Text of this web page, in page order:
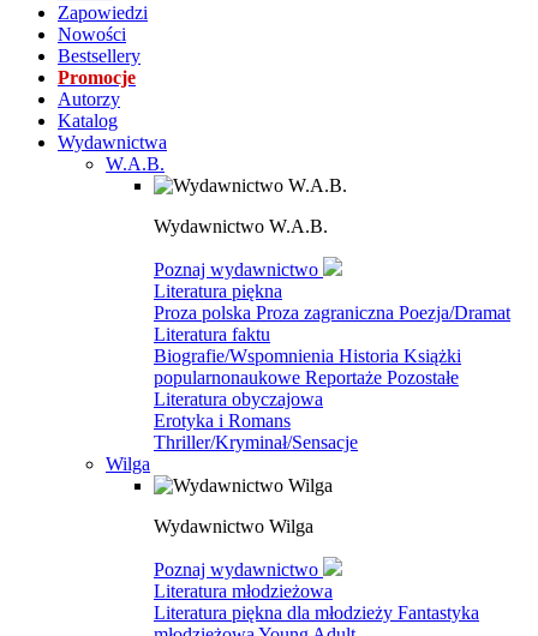
Zapowiedzi
Nowości
Bestsellery
Promocje
Autorzy
Katalog
Wydawnictwa
W.A.B.
Wydawnictwo W.A.B.
Poznaj wydawnictwo
Literatura piękna
Proza polska Proza zagraniczna Poezja/Dramat
Literatura faktu
Biografie/Wspomnienia Historia Książki
popularnonaukowe Reportaże Pozostałe
Literatura obyczajowa
Erotyka i Romans
Thriller/Kryminał/Sensacje
Wilga
Wydawnictwo Wilga
Poznaj wydawnictwo
Literatura młodzieżowa
Literatura piękna dla młodzieży Fantastyka